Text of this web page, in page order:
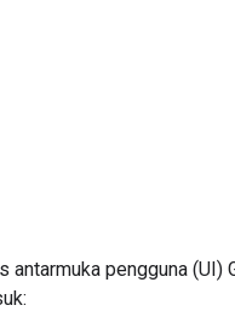
antarmuka pengguna